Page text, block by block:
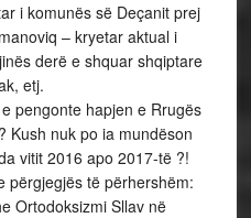
i komunës së Deçanit prej
– kryetar aktual i
derë e shquar shqiptare
etj.
pengonte hapjen e Rrugës
Kush nuk po ia mundëson
vitit 2016 apo 2017-të ?!
përgjegjës të përhershëm:
Ortodoksizmi Sllav në